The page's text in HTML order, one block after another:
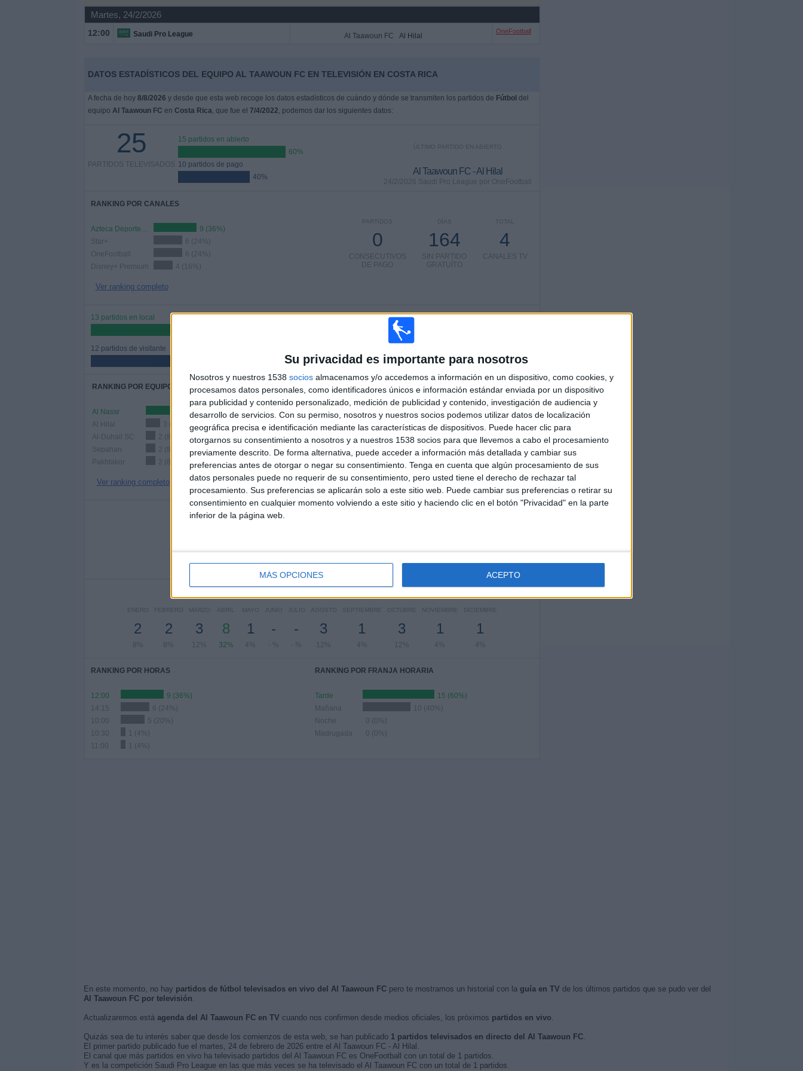
Su privacidad es importante para nosotros
Nosotros y nuestros 1538 socios almacenamos y/o accedemos a información en un dispositivo, como cookies, y
procesamos datos personales, como identificadores únicos e información estándar enviada por un dispositivo
para publicidad y contenido personalizado, medición de publicidad y contenido, investigación de audiencia y
desarrollo de servicios. Con su permiso, nosotros y nuestros socios podemos utilizar datos de localización
geográfica precisa e identificación mediante las características de dispositivos. Puede hacer clic para
otorgarnos su consentimiento a nosotros y a nuestros 1538 socios para que llevemos a cabo el procesamiento
previamente descrito. De forma alternativa, puede acceder a información más detallada y cambiar sus
preferencias antes de otorgar o negar su consentimiento. Tenga en cuenta que algún procesamiento de sus
datos personales puede no requerir de su consentimiento, pero usted tiene el derecho de rechazar tal
procesamiento. Sus preferencias se aplicarán solo a este sitio web. Puede cambiar sus preferencias o retirar su
consentimiento en cualquier momento volviendo a este sitio y haciendo clic en el botón "Privacidad" en la parte
inferior de la página web.
MÁS OPCIONES ACEPTO
Martes, 24/2/2026
12:00 Saudi Pro League Al Taawoun FC Al Hilal
OneFootball
DATOS ESTADÍSTICOS DEL EQUIPO AL TAAWOUN FC EN TELEVISIÓN EN COSTA RICA
A fecha de hoy 8/8/2026 y desde que esta web recoge los datos estadísticos de cuándo y dónde se transmiten los partidos de Fútbol del
equipo Al Taawoun FC en Costa Rica, que fue el 7/4/2022, podemos dar los siguientes datos:
25
PARTIDOS TELEVISADOS
15 partidos en abierto
60%
10 partidos de pago
40%
ÚLTIMO PARTIDO EN ABIERTO
Al Taawoun FC - Al Hilal
24/2/2026 Saudi Pro League por OneFootball
RANKING POR CANALES
Azteca Deportes Network
9 (36%)
Star+
6 (24%)
OneFootball
6 (24%)
Disney+ Premium
4 (16%)
Ver ranking completo
TOTAL
4
CANALES TV
DÍAS
164
SIN PARTIDO
GRATUÍTO
PARTIDOS
0
CONSECUTIVOS
DE PAGO
13 partidos en local
12 partidos de visitante
RIVALES
VS Al Nassr
TOTAL
4
COMPETICIONES
RANKING POR EQUIPOS
Al Nassr
5 (20%)
Al Hilal
3 (12%)
Al-Duhail SC
2 (8%)
Sepahan
2 (8%)
Pakhtakor
2 (8%)
Ver ranking completo
RANKING POR COMPETICIONES
Saudi Pro League
10 (40%)
AFC Champions League Two
8 (32%)
AFC Champions League Elite
6 (24%)
Saudi Super Cup
1 (4%)
Ver ranking completo
Nº DE PARTIDOS POR DÍA DE LA SEMANA
2 6
24%
5
20%
4
16%
4
16%
3
12%
1
ENERO
2
8%
FEBRERO
2
8%
MARZO
3
12%
ABRIL
8
32%
MAYO
1
4%
JUNIO
-
- %
JULIO
-
- %
AGOSTO
3
12%
SEPTIEMBRE
1
4%
OCTUBRE
3
12%
NOVIEMBRE
1
4%
DICIEMBRE
1
4%
RANKING POR HORAS
12:00
9 (36%)
14:15
6 (24%)
5 (20%)
10:30
1 (4%)
1 (4%)
RANKING POR FRANJA HORARIA
Tarde
15 (60%)
Mañana
10 (40%)
Noche
0 (0%)
Madrugada
0 (0%)
En este momento, no hay partidos de fútbol televisados en vivo del Al Taawoun FCpero te mostramos un historial con la guía en TV de los últimos partidos que se pudo ver del
Al Taawoun FC por televisión.
Actualizaremos está agenda del Al Taawoun FC en TV cuando nos confirmen desde medios oficiales, los próximos partidos en vivo.
Quizás sea de tu interés saber que desde los comienzos de esta web, se han publicado 1 partidos televisados en directo del Al Taawoun FC.
El primer partido publicado fue el martes, 24 de febrero de 2026 entre el Al Taawoun FC - Al Hilal.
El canal que más partidos en vivo ha televisado partidos del Al Taawoun FC es OneFootball con un total de 1 partidos.
Y es la competición Saudi Pro League en las que más veces se ha televisado el Al Taawoun FC con un total de 1 partidos.